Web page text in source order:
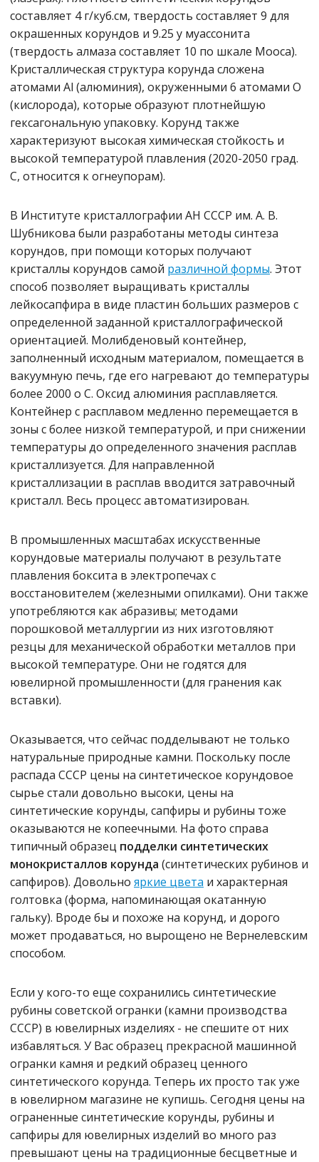
составляет 4 г/куб.см, твердость составляет 9 для
окрашенных корундов и 9.25 у муассонита
(твердость алмаза составляет 10 по шкале Мооса).
Кристаллическая структура корунда сложена
атомами Al (алюминия), окруженными 6 атомами O
(кислорода), которые образуют плотнейшую
гексагональную упаковку. Корунд также
характеризуют высокая химическая стойкость и
высокой температурой плавления (2020-2050 град.
С, относится к огнеупорам).
В Институте кристаллографии АН СССР им. А. В.
Шубникова были разработаны методы синтеза
корундов, при помощи которых получают
кристаллы корундов самой различной формы. Этот
способ позволяет выращивать кристаллы
лейкосапфира в виде пластин больших размеров с
определенной заданной кристаллографической
ориентацией. Молибденовый контейнер,
заполненный исходным материалом, помещается в
вакуумную печь, где его нагревают до температуры
более 2000 o С. Оксид алюминия расплавляется.
Контейнер с расплавом медленно перемещается в
зоны с более низкой температурой, и при снижении
температуры до определенного значения расплав
кристаллизуется. Для направленной
кристаллизации в расплав вводится затравочный
кристалл. Весь процесс автоматизирован.
В промышленных масштабах искусственные
корундовые материалы получают в результате
плавления боксита в электропечах с
восстановителем (железными опилками). Они также
употребляются как абразивы; методами
порошковой металлургии из них изготовляют
резцы для механической обработки металлов при
высокой температуре. Они не годятся для
ювелирной промышленности (для гранения как
вставки).
Оказывается, что сейчас подделывают не только
натуральные природные камни. Поскольку после
распада СССР цены на синтетическое корундовое
сырье стали довольно высоки, цены на
синтетические корунды, сапфиры и рубины тоже
оказываются не копеечными. На фото справа
типичный образец подделки синтетических
монокристаллов корунда (синтетических рубинов и
сапфиров). Довольно яркие цвета и характерная
голтовка (форма, напоминающая окатанную
гальку). Вроде бы и похоже на корунд, и дорого
может продаваться, но вырощено не Вернелевским
способом.
Если у кого-то еще сохранились синтетические
рубины советской огранки (камни производства
СССР) в ювелирных изделиях - не спешите от них
избавляться. У Вас образец прекрасной машинной
огранки камня и редкий образец ценного
синтетического корунда. Теперь их просто так уже
в ювелирном магазине не купишь. Сегодня цены на
ограненные синтетические корунды, рубины и
сапфиры для ювелирных изделий во много раз
превышают цены на традиционные бесцветные и